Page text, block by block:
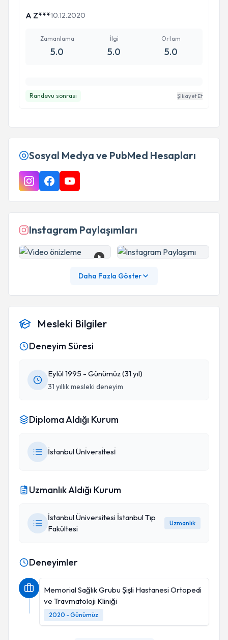
A Z***10.12.2020
Zamanlama
5.0
İlgi
5.0
Ortam
5.0
Randevu sonrası Şikayet Et
Sosyal Medya ve PubMed Hesapları
Instagram Paylaşımları
Daha Fazla Göster
Mesleki Bilgiler
Deneyim Süresi
Eylül 1995 - Günümüz (31 yıl)
31 yıllık mesleki deneyim
Diploma Aldığı Kurum
İstanbul Üni̇versi̇tesi̇
Uzmanlık Aldığı Kurum
İstanbul Üniversitesi İstanbul Tıp
Fakültesi
Uzmanlık
Deneyimler
Memorial Sağlık Grubu Şişli Hastanesi Ortopedi
ve Travmatoloji Kliniği
2020 - Günümüz